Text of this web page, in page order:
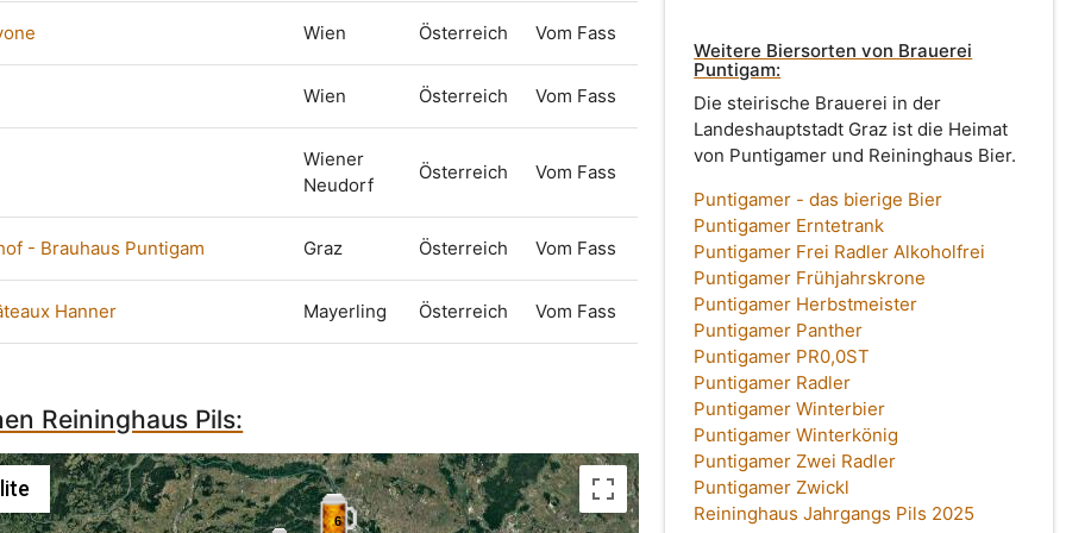
Wien Österreich Vom Fass
Wien Österreich Vom Fass
Wiener
Neudorf
Österreich Vom Fass
- Brauhaus Puntigam Graz Österreich Vom Fass
Hanner Mayerling Österreich Vom Fass
Reininghaus Pils:
6
Weitere Biersorten von Brauerei
Puntigam:
Die steirische Brauerei in der
Landeshauptstadt Graz ist die Heimat
von Puntigamer und Reininghaus Bier.
Puntigamer - das bierige Bier
Puntigamer Erntetrank
Puntigamer Frei Radler Alkoholfrei
Puntigamer Frühjahrskrone
Puntigamer Herbstmeister
Puntigamer Panther
Puntigamer PR0,0ST
Puntigamer Radler
Puntigamer Winterbier
Puntigamer Winterkönig
Puntigamer Zwei Radler
Puntigamer Zwickl
Reininghaus Jahrgangs Pils 2025